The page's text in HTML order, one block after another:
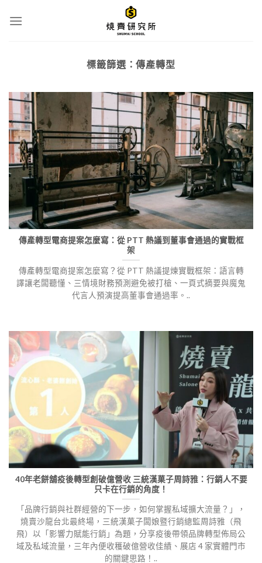
標籤篩選：傳產轉型
傳產轉型電商提案怎麼寫：從 PTT 熱議到董事會通過的實戰框
架
傳產轉型電商提案怎麼寫？從 PTT 熱議提煉實戰框架：語言轉
譯讓老闆聽懂、三情境財務預測避免被打槍、一頁式摘要與魔鬼
代言人預演提高董事會通過率。..
40年老餅舖疫後轉型創破億營收 三統漢菓子周詩雅：行銷人不要
只卡在行銷的角度！
「品牌行銷與社群經營的下一步，如何掌握私域擴大流量？」，
燒賣沙龍台北最終場，三統漢菓子闆娘暨行銷總監周詩雅（飛
飛）以「影響力賦能行銷」為題，分享疫後帶領品牌轉型佈局公
域及私域流量，三年內便收穫破億營收佳績、展店 4 家實體門市
的關鍵思路！..